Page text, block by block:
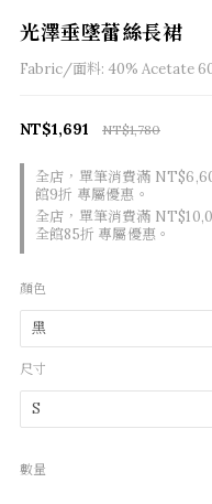
光澤垂墜蕾絲長裙
Fabric/面料: 40% Acetate
全店，單筆消費滿
館9折 專屬優惠。
全店，單筆消費滿
全館85折 專屬優惠。
NT$1,780
NT$1,691
顏色
尺寸
數量